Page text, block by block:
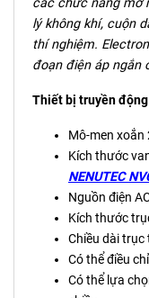
các chức năng mở
lý không khí, cuộn
thí nghiệm.
đoạn điện áp ngắn
Thiết bị truyền động
Mô-men xoắn
Kích thước
NENUTEC
Nguồn điện
Kích thước
Chiều dài trục
Có thể điều
Có thể lựa